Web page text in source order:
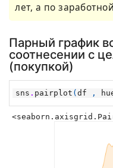
лет, а по
Парный график
соотнесении с
(покупкой)
sns . pairplot (df ,